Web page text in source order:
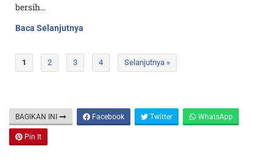
bersih…
Baca Selanjutnya
1 2 3 4 Selanjutnya »
BAGIKAN INI Facebook Twitter WhatsApp
Pin It